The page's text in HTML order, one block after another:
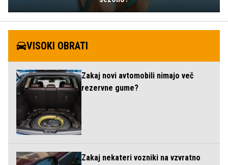
VISOKI OBRATI
Zakaj novi avtomobili nimajo več
rezervne gume?
Zakaj nekateri vozniki na vzvratno